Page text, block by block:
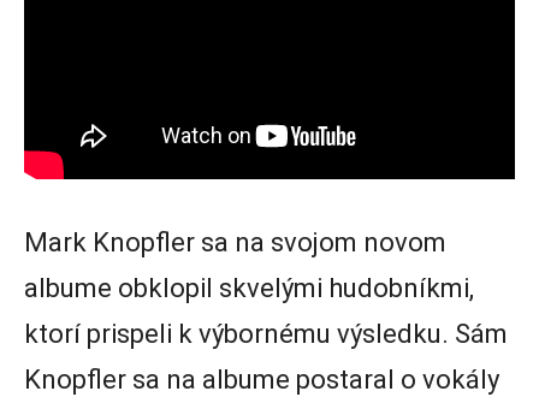
Mark Knopfler sa na svojom novom
albume obklopil skvelými hudobníkmi,
ktorí prispeli k výbornému výsledku. Sám
Knopfler sa na albume postaral o vokály